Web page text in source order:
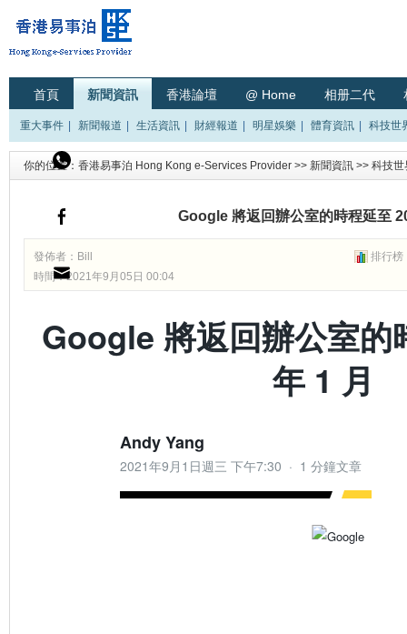
首頁 新聞資訊 香港論壇 @ Home 相册二代
重大事件 新聞報道 生活資訊 財經報道 明星娛樂 體育資訊 科技世
你的位置： 香港易事泊 Hong Kong e-Services Provider >> 新聞資訊 >> 科技世
Google 將返回辦公室的時程延至
排行榜
發佈者： Bill
時間：2021年9月05日 00:04
Google 將返回辦公室的
年 1 月
Andy Yang
2021年9月1日週三 下午7:30 · 1 分鐘文章